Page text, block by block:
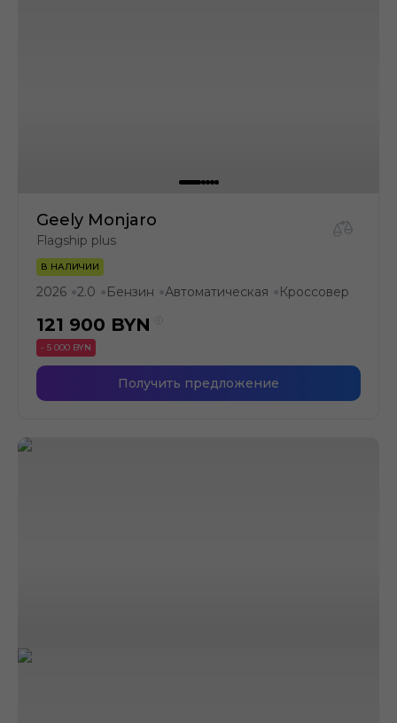
Geely Monjaro
Flagship plus
В НАЛИЧИИ
2026 ●2.0 ● Бензин ●Автоматическая ● Кроссовер
121 900 BYN
- 5 000 BYN
Получить предложение